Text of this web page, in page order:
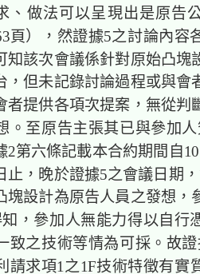
、做法可以呈現出是原告
頁），然證據5之討論內容
知該次會議係針對原始凸塊
，但未記錄討論過程或與會
者提供各項次提案，無從判
。至原告主張其已與參加
2第六條記載本合約期間自
止，晚於證據5之會議日期
塊設計為原告人員之發想，
，參加人無能力得以自行
致之技術等情為可採。故
請求項1之1F技術特徵有實